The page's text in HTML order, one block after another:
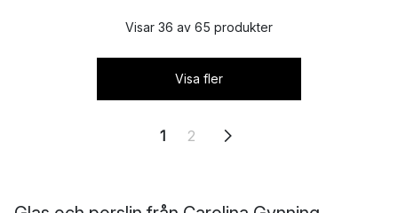
Visar 36 av 65 produkter
Visa fler
1 2